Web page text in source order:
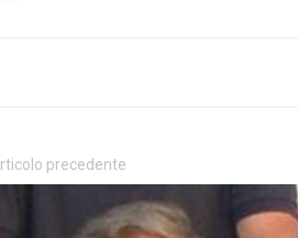
precedente